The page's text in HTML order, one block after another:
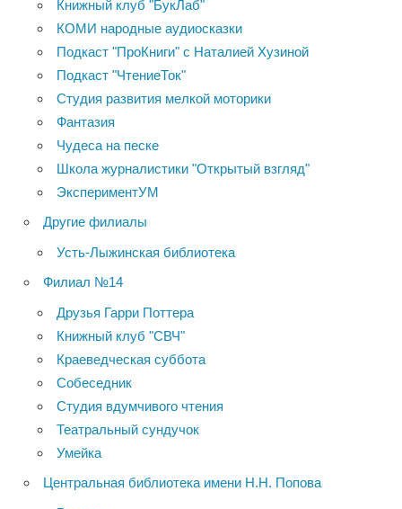
Книжный клуб "БукЛаб"
КОМИ народные аудиосказки
Подкаст "ПроКниги" с Наталией Хузиной
Подкаст "ЧтениеТок"
Студия развития мелкой моторики
Фантазия
Чудеса на песке
Школа журналистики "Открытый взгляд"
ЭкспериментУМ
Другие филиалы
Усть-Лыжинская библиотека
Филиал №14
Друзья Гарри Поттера
Книжный клуб "СВЧ"
Краеведческая суббота
Собеседник
Студия вдумчивого чтения
Театральный сундучок
Умейка
Центральная библиотека имени Н.Н. Попова